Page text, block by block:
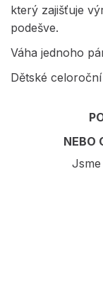
který zajišťuje
podešve.
Váha jednoho
Dětské
NEBO